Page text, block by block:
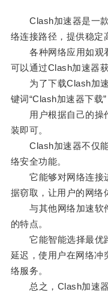
Clash加速器是一款
络连接路径，提供稳定
各种网络应用如观
可以通过Clash加速器
为了下载Clash加速
键词“Clash加速器下载
用户根据自己的操
装即可。
Clash加速器不仅能
络安全功能。
它能够对网络连接
据窃取，让用户的网络
与其他网络加速软
的特点。
它能智能选择最优
延迟，使用户在网络冲
络服务。
总之，Clash加速器